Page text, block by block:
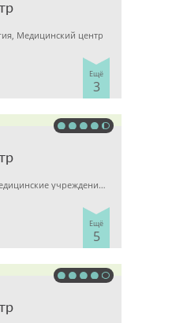
Медицинский центр
Ещё
3
Детская клиника, Прочие медицинские учреждения, Гинекология
Ещё
5